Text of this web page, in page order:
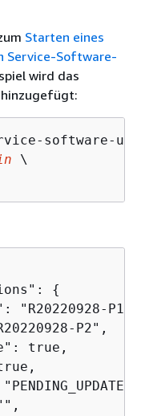
Starten eines
Service-Software-
wird das
software-
\
{
"R20220928-P1",
P2",
true,